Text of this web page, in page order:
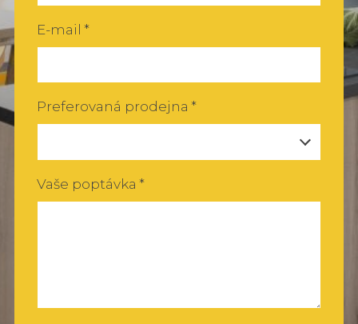
E-mail *
Preferovaná prodejna *
Vaše poptávka *